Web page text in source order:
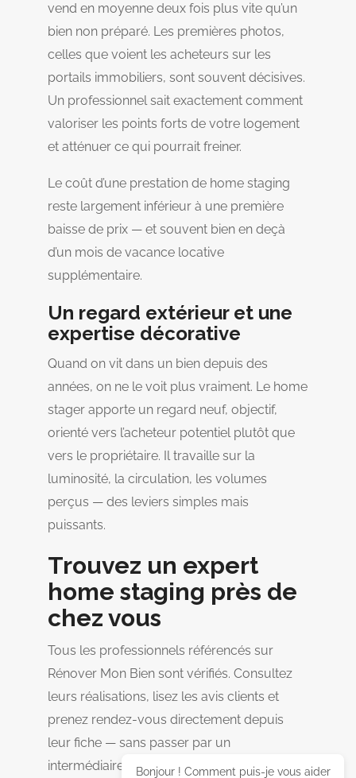
vend en moyenne deux fois plus vite qu’un
bien non préparé. Les premières photos,
celles que voient les acheteurs sur les
portails immobiliers, sont souvent décisives.
Un professionnel sait exactement comment
valoriser les points forts de votre logement
et atténuer ce qui pourrait freiner.
Le coût d’une prestation de home staging
reste largement inférieur à une première
baisse de prix — et souvent bien en deçà
d’un mois de vacance locative
supplémentaire.
Un regard extérieur et une
expertise décorative
Quand on vit dans un bien depuis des
années, on ne le voit plus vraiment. Le home
stager apporte un regard neuf, objectif,
orienté vers l’acheteur potentiel plutôt que
vers le propriétaire. Il travaille sur la
luminosité, la circulation, les volumes
perçus — des leviers simples mais
puissants.
Trouvez un expert
home staging près de
chez vous
Tous les professionnels référencés sur
Rénover Mon Bien sont vérifiés. Consultez
leurs réalisations, lisez les avis clients et
prenez rendez-vous directement depuis
leur fiche — sans passer par un
intermédiaire.
Bonjour ! Comment puis-je vous aider